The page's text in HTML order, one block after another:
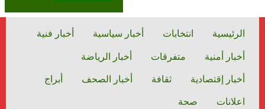
الرئيسية انتخابات أخبار سياسية
أخبار فنية
أخبار أمنية
متفرقات
أخبار الرياضة
أخبار إقتصادية
ثقافة أخبار الصحف
أبراج
اعلانات
صحة